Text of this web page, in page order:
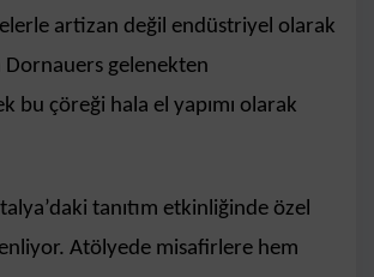
artizan değil endüstriyel olarak
gelenekten
bu çöreği hala el yapımı olarak
tanıtım etkinliğinde özel
Atölyede misafirlere hem